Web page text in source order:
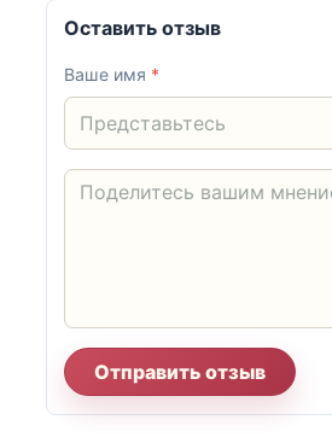
Оставить отзыв
Ваше имя *
Отправить отзыв